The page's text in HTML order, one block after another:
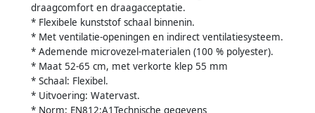
draagcomfort en draagacceptatie.
* Flexibele kunststof schaal binnenin.
* Met ventilatie-openingen en indirect ventilatiesysteem.
* Ademende microvezel-materialen (100 % polyester).
* Maat 52-65 cm, met verkorte klep 55 mm
* Schaal: Flexibel.
* Uitvoering: Watervast.
* Norm: EN812:A1Technische gegevens